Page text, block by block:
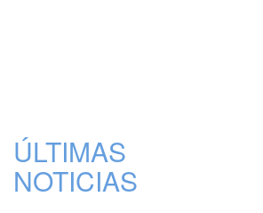
ÚLTIMAS
NOTICIAS